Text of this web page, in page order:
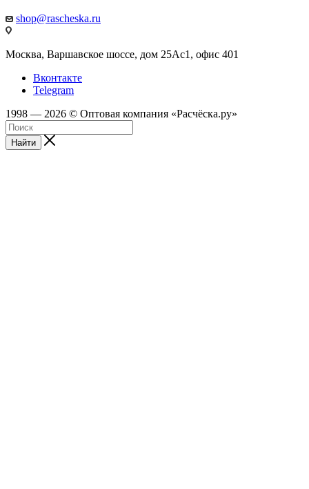
shop@rascheska.ru
Москва, Варшавское шоссе, дом 25Аc1, офис 401
Вконтакте
Telegram
1998 — 2026 © Оптовая компания «Расчёска.ру»
Найти